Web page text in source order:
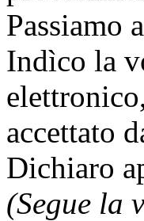
Passiamo
Indìco la
accettato
Dichiaro
(Segue la